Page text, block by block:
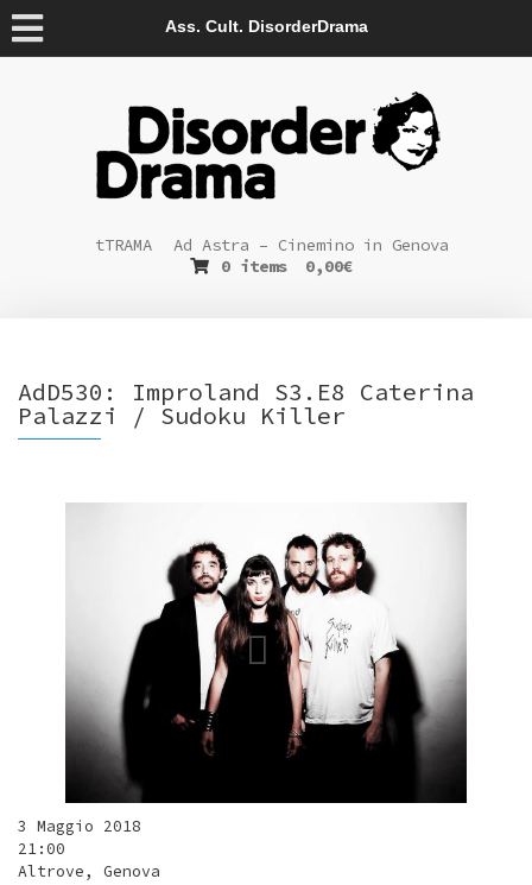
Ass. Cult. DisorderDrama
tTRAMA
Ad Astra – Cinemino in Genova
0 items
0,00€
AdD530: Improland S3.E8 Caterina
Palazzi / Sudoku Killer
3 Maggio 2018
21:00
Altrove, Genova